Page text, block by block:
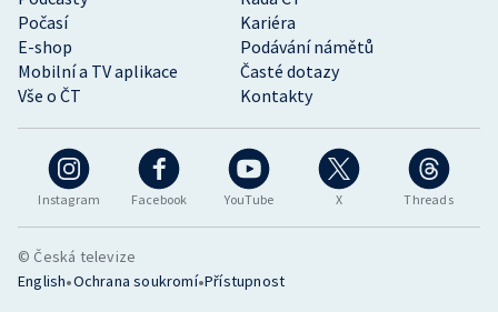
Instagram Facebook YouTube X Threads
Počasí
Kariéra
E-shop
Podávání námětů
Mobilní a TV aplikace
Časté dotazy
Vše o ČT
Kontakty
© Česká televize
English•Ochrana soukromí•Přístupnost